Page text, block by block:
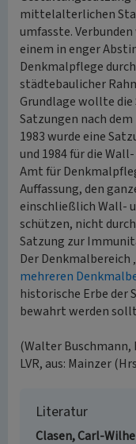
mittelalterlichen
umfasste.
einem in enger
Denkmalpflege
städtebaulicher
Grundlage wollte
Satzungen nach
1983 wurde eine
und 1984 für die
Amt für
Auffassung, den
einschließlich Wall-
schützen, nicht
Satzung zur
Der Denkmalbereich
mehreren
historische Erbe der
bewahrt werden
(Walter
LVR, aus: Mainzer
Literatur
Clasen, Carl-